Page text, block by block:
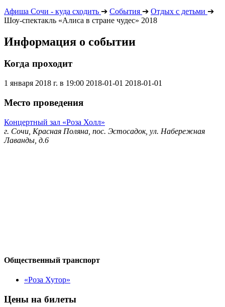
Афиша Сочи - куда сходить ➔ События ➔ Отдых с детьми ➔
Шоу-спектакль «Алиса в стране чудес» 2018
Информация о событии
Когда проходит
1 января 2018 г. в 19:00 2018-01-01 2018-01-01
Место проведения
Концертный зал «Роза Холл»
г. Сочи, Красная Поляна, пос. Эстосадок, ул. Набережная
Лаванды, д.6
Общественный транспорт
«Роза Хутор»
Цены на билеты